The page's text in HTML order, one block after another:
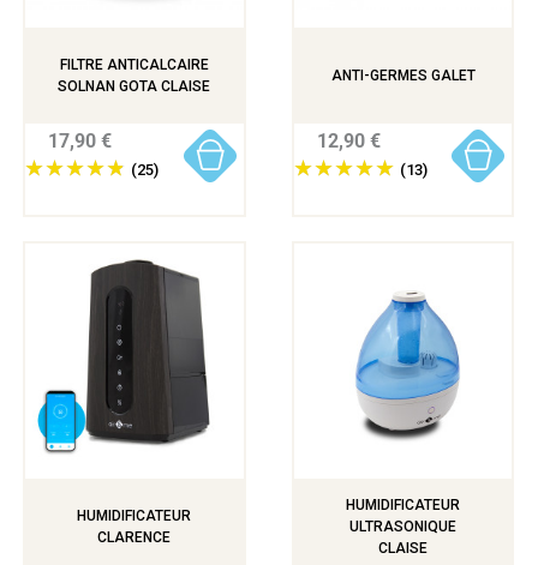
FILTRE ANTICALCAIRE
SOLNAN GOTA CLAISE
(25)
17,90 €
ANTI-GERMES GALET
(13)
12,90 €
HUMIDIFICATEUR
CLARENCE
HUMIDIFICATEUR
ULTRASONIQUE
CLAISE